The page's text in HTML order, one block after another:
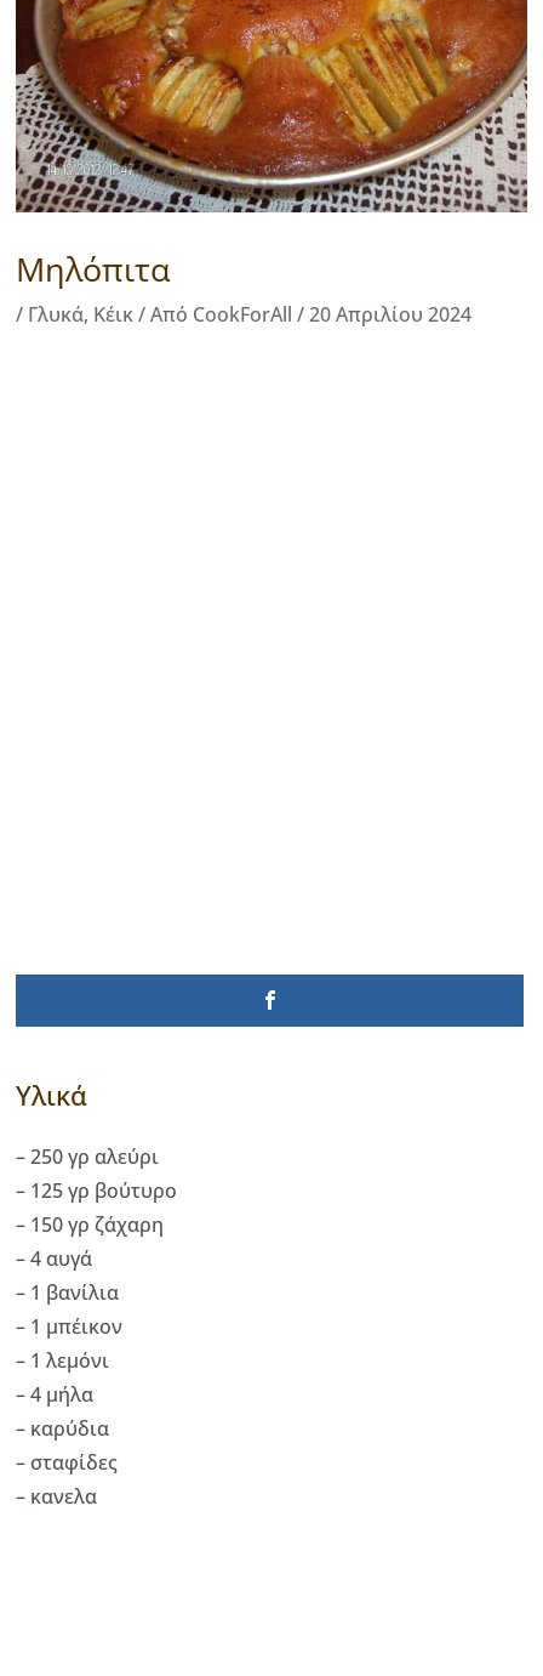
Μηλόπιτα
/ Γλυκά, Κέικ/ Από CookForAll /20 Απριλίου 2024
Υλικά
– 250 γρ αλεύρι
– 125 γρ βούτυρο
– 150 γρ ζάχαρη
– 4 αυγά
– 1 βανίλια
– 1 μπέικον
– 1 λεμόνι
– 4 μήλα
– καρύδια
– σταφίδες
– κανελα